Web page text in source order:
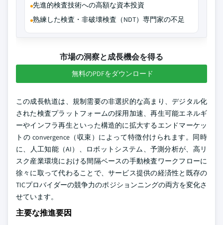
先進的検査技術への高額な資本投資
熟練した検査・非破壊検査（NDT）専門家の不足
市場の洞察と成長機会を得る
無料のPDFをダウンロード
この成長軌道は、規制需要の非選択的な高まり、デジタル化
された検査プラットフォームの採用加速、再生可能エネルギ
ーやインフラ再生といった構造的に拡大するエンドマーケッ
トの convergence（収束）によって特徴付けられます。同時
に、人工知能（AI）、ロボットシステム、予測分析が、高リ
スク産業環境における間隔ベースの手動検査ワークフローに
徐々に取って代わることで、サービス提供の経済性と既存の
TICプロバイダーの競争力のポジションニングの両方を変化さ
せています。
主要な推進要因